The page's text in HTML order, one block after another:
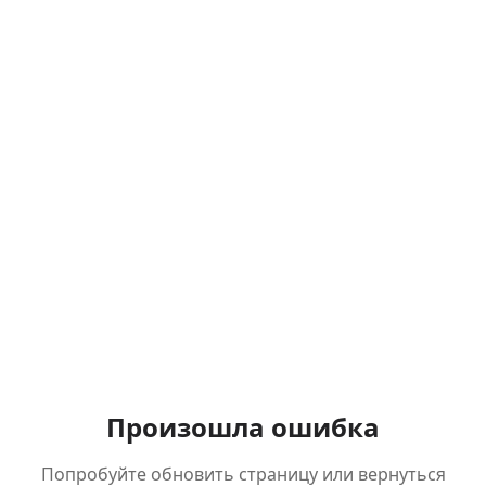
Произошла ошибка
Попробуйте обновить страницу или вернуться